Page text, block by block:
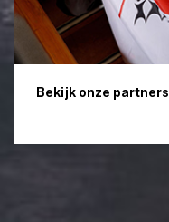
Bekijk onze partners